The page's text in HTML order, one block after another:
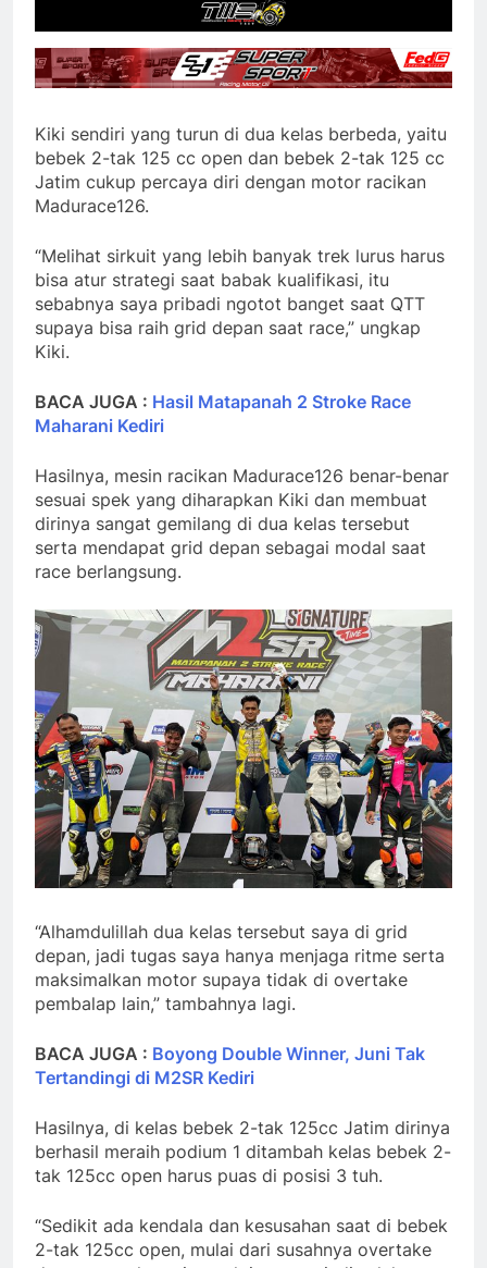
Kiki sendiri yang turun di dua kelas berbeda, yaitu
bebek 2-tak 125 cc open dan bebek 2-tak 125 cc
Jatim cukup percaya diri dengan motor racikan
Madurace126.
“Melihat sirkuit yang lebih banyak trek lurus harus
bisa atur strategi saat babak kualifikasi, itu
sebabnya saya pribadi ngotot banget saat QTT
supaya bisa raih grid depan saat race,” ungkap
Kiki.
BACA JUGA : Hasil Matapanah 2 Stroke Race
Maharani Kediri
Hasilnya, mesin racikan Madurace126 benar-benar
sesuai spek yang diharapkan Kiki dan membuat
dirinya sangat gemilang di dua kelas tersebut
serta mendapat grid depan sebagai modal saat
race berlangsung.
“Alhamdulillah dua kelas tersebut saya di grid
depan, jadi tugas saya hanya menjaga ritme serta
maksimalkan motor supaya tidak di overtake
pembalap lain,” tambahnya lagi.
BACA JUGA : Boyong Double Winner, Juni Tak
Tertandingi di M2SR Kediri
Hasilnya, di kelas bebek 2-tak 125cc Jatim dirinya
berhasil meraih podium 1 ditambah kelas bebek 2-
tak 125cc open harus puas di posisi 3 tuh.
“Sedikit ada kendala dan kesusahan saat di bebek
2-tak 125cc open, mulai dari susahnya overtake